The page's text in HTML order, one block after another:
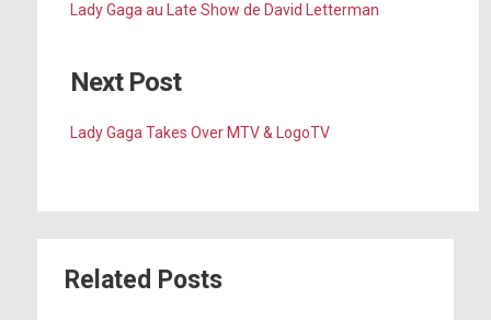
Lady Gaga au Late Show de David Letterman
Next Post
Lady Gaga Takes Over MTV & LogoTV
Related Posts